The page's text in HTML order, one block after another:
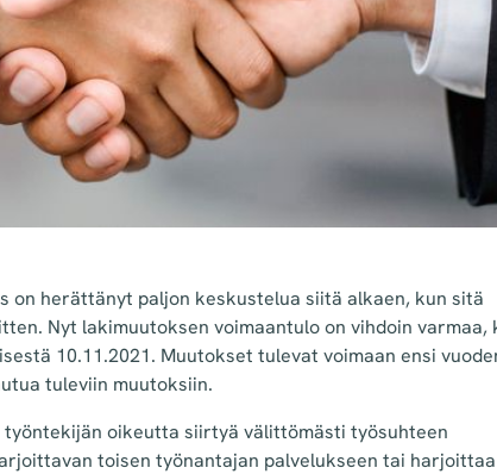
on herättänyt paljon keskustelua siitä alkaen, kun sitä
Nyt lakimuutoksen voimaantulo on vihdoin varmaa,
10.11.2021. Muutokset tulevat voimaan ensi
tuleviin muutoksiin.
oikeutta siirtyä välittömästi työsuhteen
toisen työnantajan palvelukseen tai harjoittaa